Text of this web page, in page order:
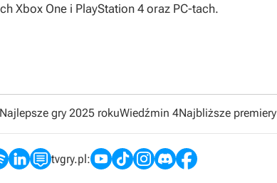
Xbox One i PlayStation 4 oraz PC-tach.
Najlepsze gry 2025 rokuWiedźmin 4Najbliższe premiery
tvgry.pl: